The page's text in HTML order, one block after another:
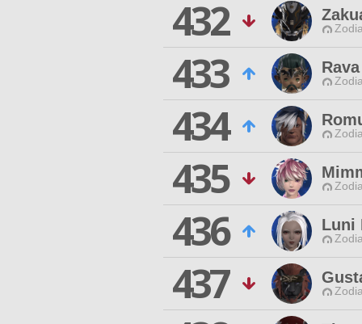
432
433
434
435
436 Luni
437